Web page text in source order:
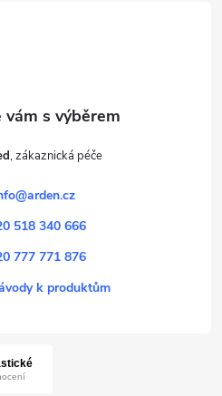
@arden.cz
518 340 666
777 771 876
k produktům